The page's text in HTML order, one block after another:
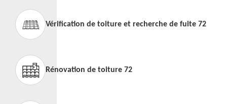
Vérification de toiture et recherche de fuite 72
Rénovation de toiture 72